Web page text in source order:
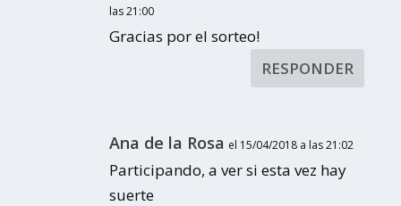
las 21:00
Gracias por el sorteo!
RESPONDER
Ana de la Rosa el 15/04/2018 a las 21:02
Participando, a ver si esta vez hay
suerte